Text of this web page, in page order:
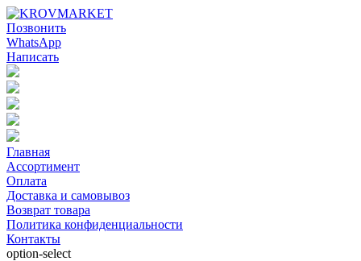
Позвонить
WhatsApp
Написать
Главная
Ассортимент
Оплата
Доставка и самовывоз
Возврат товара
Политика конфиденциальности
Контакты
option-select